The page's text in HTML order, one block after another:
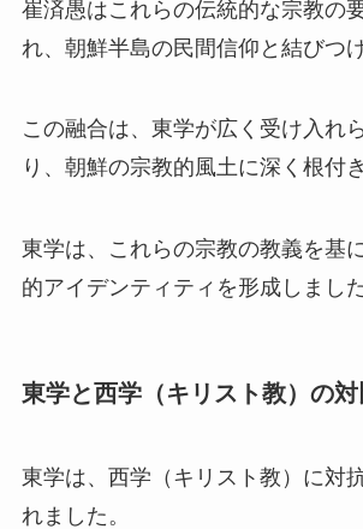
崔済愚はこれらの伝統的な宗教の
れ、朝鮮半島の民間信仰と結びつ
この融合は、東学が広く受け入れ
り、朝鮮の宗教的風土に深く根付
東学は、これらの宗教の教義を基
的アイデンティティを形成しました
東学と西学（キリスト教）の対
東学は、西学（キリスト教）に対
れました。